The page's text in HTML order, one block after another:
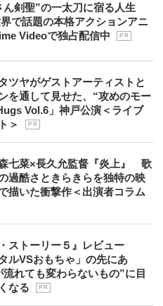
ん剣聖”の一太刀に宿る人生
で話題の本格アクションアニ
Videoで独占配信中
P R
ツヤがゲストアーティストと
を通して見せた、“攻めのモー
Vol.6」神戸公演＜ライブ
＞
P R
七菜×長久允監督『炎上』 歌
過酷さときらきらを独特の映
描いた衝撃作＜出演者コラム
・ストーリー５』レビュー
タルVSおもちゃ」の先にあ
流れても変わらないもの”に目
なる
P R